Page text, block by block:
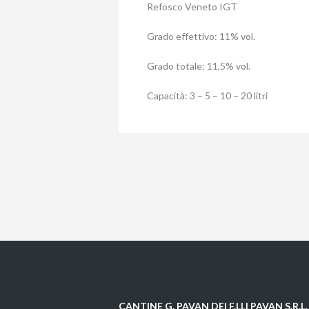
Refosco Veneto IGT
Grado effettivo: 11% vol.
Grado totale: 11,5% vol.
Capacità: 3 – 5 – 10 – 20 litri
CANTINE G. PAVAN DEI F.LLI PAVAN S.R.L.